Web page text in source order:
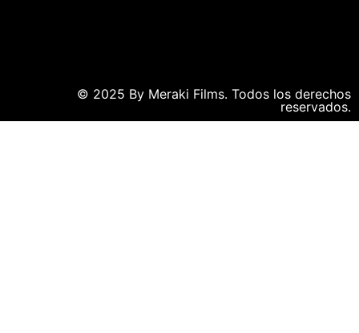
© 2025 By Meraki Films. Todos los derechos
reservados.